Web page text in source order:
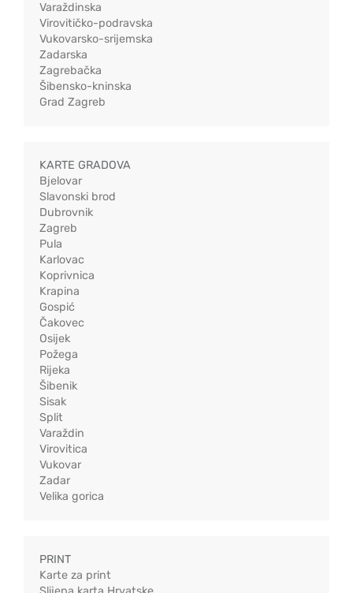
Varaždinska
Virovitičko-podravska
Vukovarsko-srijemska
Zadarska
Zagrebačka
Šibensko-kninska
Grad Zagreb
KARTE GRADOVA
Bjelovar
Slavonski brod
Dubrovnik
Zagreb
Pula
Karlovac
Koprivnica
Krapina
Gospić
Čakovec
Osijek
Požega
Rijeka
Šibenik
Sisak
Split
Varaždin
Virovitica
Vukovar
Zadar
Velika gorica
PRINT
Karte za print